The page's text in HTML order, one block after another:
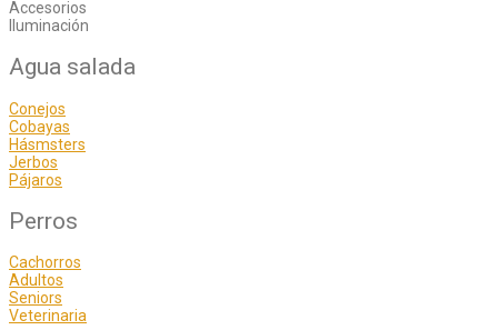
Accesorios
Iluminación
Agua salada
Conejos
Cobayas
Hásmsters
Jerbos
Pájaros
Perros
Cachorros
Adultos
Seniors
Veterinaria